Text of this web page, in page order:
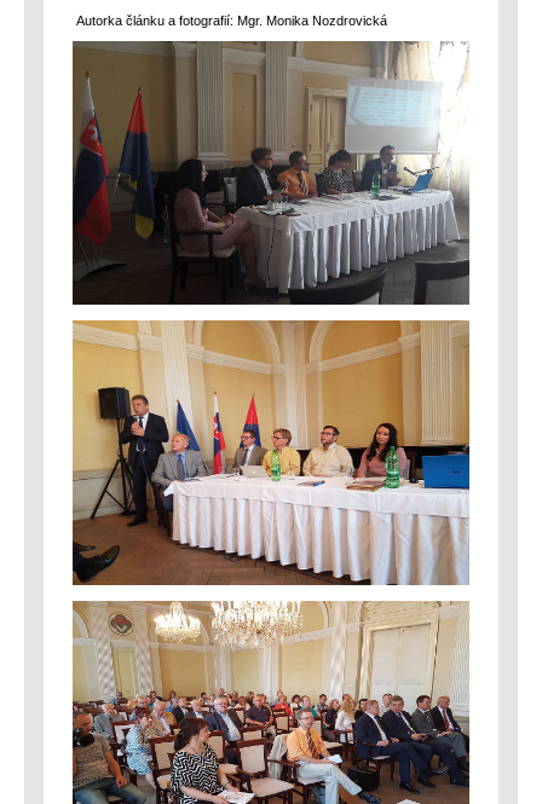
Autorka článku a fotografií: Mgr. Monika Nozdrovická